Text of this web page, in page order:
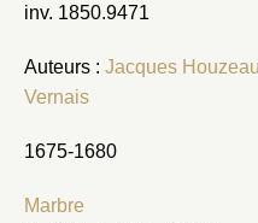
inv. 1850.9471
Auteurs : Jacques
Vernais
1675-1680
Marbre